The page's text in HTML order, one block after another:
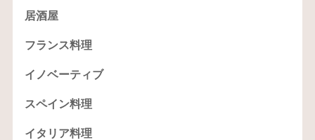
居酒屋
フランス料理
イノベーティブ
スペイン料理
イタリア料理